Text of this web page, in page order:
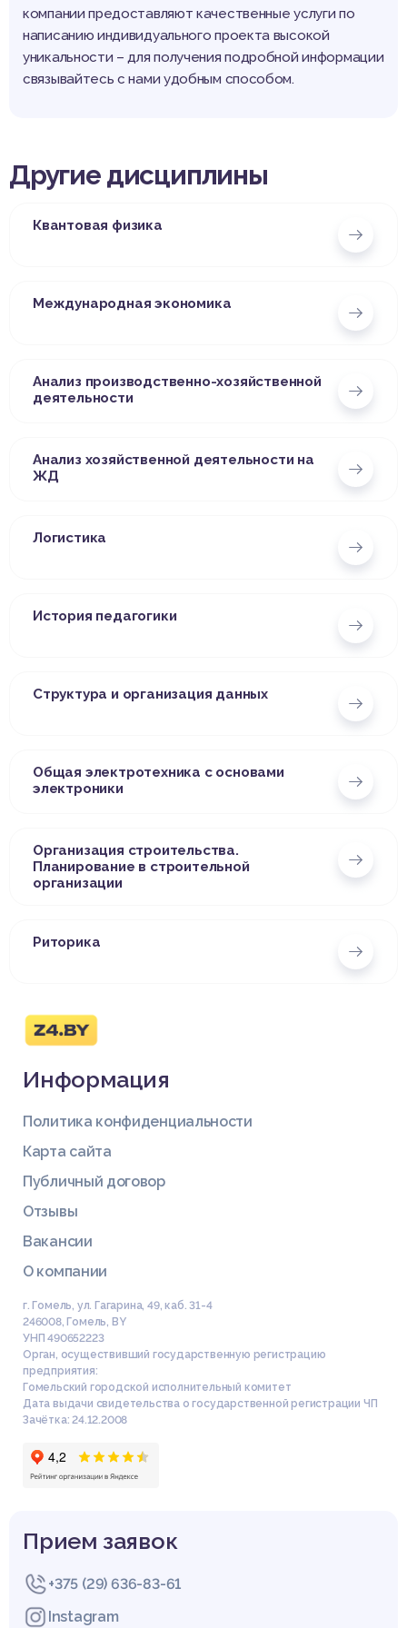
компании предоставляют качественные услуги по
написанию индивидуального проекта высокой
уникальности – для получения подробной информации
связывайтесь с нами удобным способом.
Другие дисциплины
Квантовая физика
Международная экономика
Анализ производственно-хозяйственной
деятельности
Анализ хозяйственной деятельности на
ЖД
Логистика
История педагогики
Структура и организация данных
Общая электротехника с основами
электроники
Организация строительства.
Планирование в строительной
организации
Риторика
Информация
Политика конфиденциальности
Карта сайта
Публичный договор
Отзывы
Вакансии
О компании
г. Гомель, ул. Гагарина, 49, каб. 31-4
246008,Гомель BY
УНП 490652223
Орган, осуществивший государственную регистрацию
предприятия:
Гомельский городской исполнительный комитет
Дата выдачи свидетельства о государственной регистрации ЧП
Зачётка: 24.12.2008
Прием заявок
+375 (29) 636-83-61
Instagram